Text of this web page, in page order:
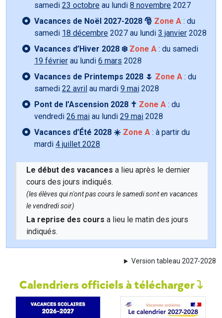
samedi 23 octobre au lundi 8 novembre 2027
Vacances de Noël 2027-2028 🎅 Zone A : du
samedi 18 décembre 2027 au lundi 3 janvier 2028
Vacances d’Hiver 2028 ❄️ Zone A : du samedi
19 février au lundi 6 mars 2028
Vacances de Printemps 2028 🌷 Zone A : du
samedi 22 avril au mardi 9 mai 2028
Pont de l’Ascension 2028 ✝️ Zone A : du
vendredi 26 mai au lundi 29 mai 2028
Vacances d’Été 2028 ☀️ Zone A : à partir du
mardi 4 juillet 2028
Le début des vacances a lieu après le dernier
cours des jours indiqués.
(les élèves qui n'ont pas cours le samedi sont en vacances
le vendredi soir)
La reprise des cours a lieu le matin des jours
indiqués.
Version tableau 2027-2028
Calendriers officiels à télécharger